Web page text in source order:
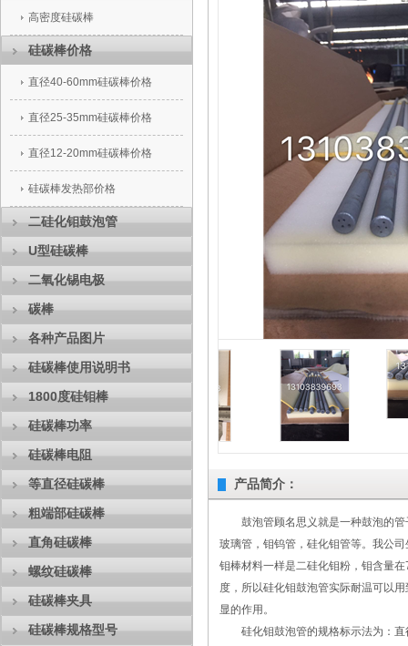
高密度硅碳棒
硅碳棒价格
直径40-60mm硅碳棒价格
直径25-35mm硅碳棒价格
直径12-20mm硅碳棒价格
硅碳棒发热部价格
二硅化钼鼓泡管
U型硅碳棒
二氧化锡电极
碳棒
各种产品图片
硅碳棒使用说明书
1800度硅钼棒
硅碳棒功率
硅碳棒电阻
等直径硅碳棒
粗端部硅碳棒
直角硅碳棒
螺纹硅碳棒
硅碳棒夹具
硅碳棒规格型号
产品简介：
鼓泡管顾名思义就是一种鼓泡的管
玻璃管，钼钨管，硅化钼管等。我公
钼棒材料一样是二硅化钼粉，钼含量
度，所以硅化钼鼓泡管实际耐温可以
显的作用。
硅化钼鼓泡管的规格标示法为：直